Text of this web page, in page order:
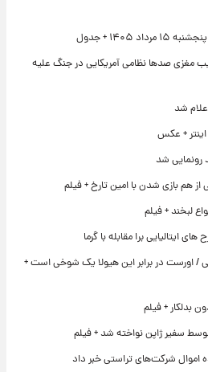
۱۴۰۵ + جدول
صدها نظامی آمریکایی در جنگ علیه
شد
+ عکس
رونمایی شد
هم بازی شدن با امین تارخ + فیلم
لبخند + فیلم
ایتالیایی برا مقابله با گرما
/ اورست در برابر این هیولا یک شوخی است +
بدلکار + فیلم
سفیر ژاپن نواخته شد + فیلم
اموال شرکت‌های تراستی خبر داد